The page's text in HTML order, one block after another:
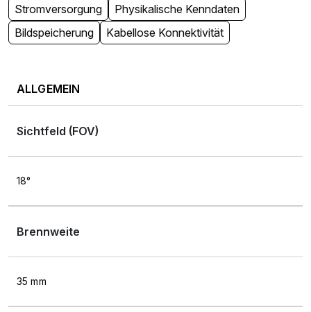
Stromversorgung
Physikalische Kenndaten
Bildspeicherung
Kabellose Konnektivität
ALLGEMEIN
Sichtfeld (FOV)
18°
Brennweite
35 mm